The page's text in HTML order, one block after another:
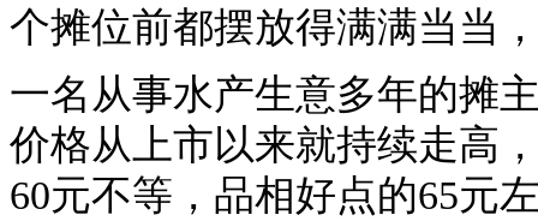
个摊位前都摆放得满满当当
一名从事水产生意多年的摊
价格从上市以来就持续走高
60元不等，品相好点的65元